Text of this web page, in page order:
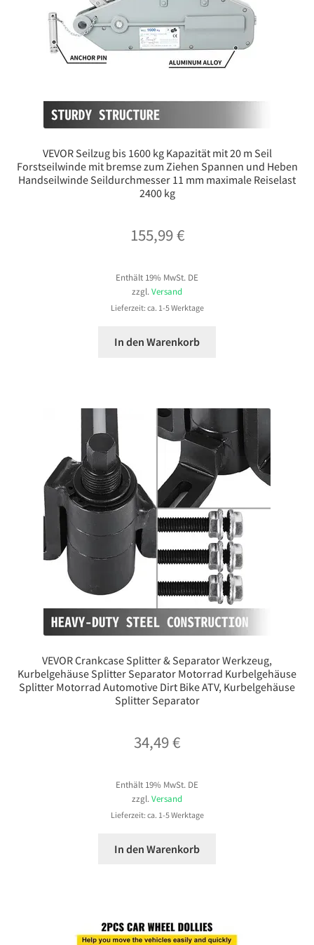
VEVOR Seilzug bis 1600 kg Kapazität mit 20 m Seil
Forstseilwinde mit bremse zum Ziehen Spannen und Heben
Handseilwinde Seildurchmesser 11 mm maximale Reiselast
2400 kg
155,99€
Enthält 19% MwSt. DE
zzgl.Versand
Lieferzeit: ca. 1-5 Werktage
In den Warenkorb
VEVOR Crankcase Splitter & Separator Werkzeug,
Kurbelgehäuse Splitter Separator Motorrad Kurbelgehäuse
Splitter Motorrad Automotive Dirt Bike ATV, Kurbelgehäuse
Splitter Separator
34,49€
Enthält 19% MwSt. DE
zzgl. Versand
Lieferzeit: ca. 1-5 Werktage
In den Warenkorb